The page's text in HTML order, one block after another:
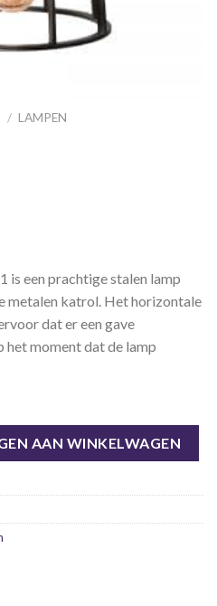
/ LAMPEN
is een prachtige stalen lamp
metalen katrol. Het horizontale
dat er een gave
moment dat de lamp
AAN WINKELWAGEN